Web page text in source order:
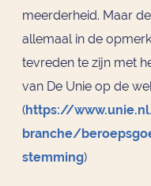
meerderheid. Maar
allemaal in de
tevreden te zijn met
van De Unie op de
(https://
branche/
stemming)